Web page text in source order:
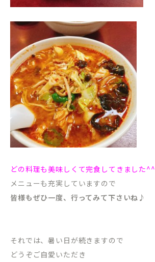
どの料理も美味しくて完食してきました^^
メニューも充実していますので
皆様もぜひ一度、行ってみて下さいね♪
それでは、暑い日が続きますので
どうぞご自愛いただき